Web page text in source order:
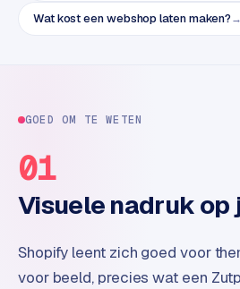
l
m
i
s
t
o
r
Wat kost een webshop laten maken?→
GOED OM TE WETEN
01
Visuele nadruk op
Shopify leent zich goed voor
voor beeld, precies wat een